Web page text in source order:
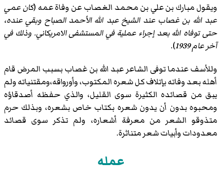
ويقول مبارك بن علي بن محمد الغصاب عن وفاة عمه (كان عمي
عبد الله بن غصاب عند الشيخ عبد الله الأحمد الصباح وبقي عنده،
حتى توفاه الله بعد إجراء عملية في المستشفى الامريكاني. وذلك في
آخر عام 1939
).
وللأسف عندما توفى الشاعر عبد الله بن غصاب بسبب المرض قام
أهله بعد وفاته بإتلاف كل شعره المكتوب، وأورواقه،ومقتنياته ولم
يبق من قصائده الكثيرة سوى القليل، والذي حفظه أصدقاؤه
ومحبوه بدون أن يدون شعره بكتاب خاص بشعره، وبذلك حرم
متذوقو الشعر من معرفة أشعاره، ولم تذكر سوى قصائد
معدودات وأبيات شعر متناثرة.
عمله